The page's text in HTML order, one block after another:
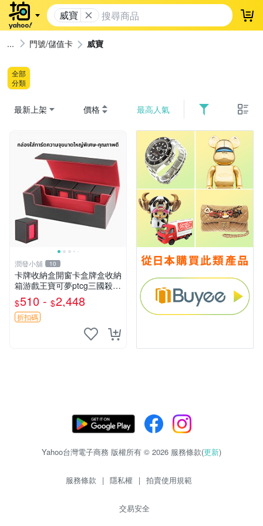
威寶 登
門號/儲值卡 威寶
全部
分類
最新上架 價格 最高人氣
潤發小舖 10
卡牌收納盒開窗卡盒牌盒收納
箱游戲王寶可夢ptcg三國殺海
賊王dtcg
$510 - $2,448
折扣碼
Yahoo台灣電子商務 版權所有 © 2026 服務條款(更新)
服務條款 | 隱私權 | 拍賣使用規範
交易安全